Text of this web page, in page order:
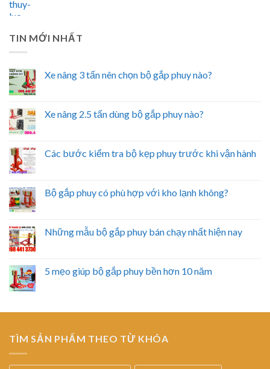
TIN MỚI NHẤT
Xe nâng 3 tấn nên chọn bộ gắp phuy nào?
Xe nâng 2.5 tấn dùng bộ gắp phuy nào?
Các bước kiểm tra bộ kẹp phuy trước khi vận hành
Bộ gắp phuy có phù hợp với kho lạnh không?
Những mẫu bộ gắp phuy bán chạy nhất hiện nay
5 mẹo giúp bộ gắp phuy bền hơn 10 năm
TÌM SẢN PHẨM THEO TỪ KHÓA